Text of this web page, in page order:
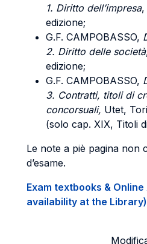
1. Diritto dell’impresa,
edizione;
G.F. CAMPOBASSO,
2. Diritto delle società
edizione;
G.F. CAMPOBASSO,
3. Contratti, titoli di
concorsuali, Utet,
(solo cap. XIX, Titoli
Le note a piè pagina non
d’esame.
Exam textbooks &
availability at the Library)